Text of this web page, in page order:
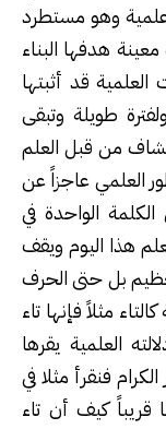
وهو مستطرد
هدفها البناء
قد أثبتها
طويلة وتبقى
من قبل العلم
العلمي عاجزاً عن
الواحدة في
هذا اليوم ويقف
بل حتى الحرف
مثلاً فإنها تاء
العلمية يقرها
فنقرأ مثلا في
كيف أن تاء